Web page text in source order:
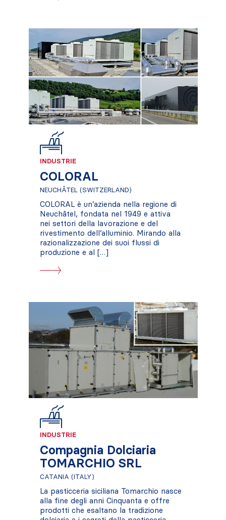
INDUSTRIE
COLORAL
NEUCHÂTEL (SWITZERLAND)
COLORAL è un’azienda nella regione di
Neuchâtel, fondata nel 1949 e attiva
nei settori della lavorazione e del
rivestimento dell’alluminio. Mirando alla
razionalizzazione dei suoi flussi di
produzione e al […]
INDUSTRIE
Compagnia Dolciaria
TOMARCHIO SRL
CATANIA (ITALY)
La pasticceria siciliana Tomarchio nasce
alla fine degli anni Cinquanta e offre
prodotti che esaltano la tradizione